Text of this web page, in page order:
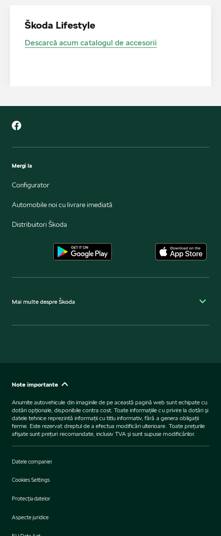
Škoda Lifestyle
Descarcă acum catalogul de accesorii
Mergi la
Configurator
Automobile noi cu livrare imediată
Distribuitori Škoda
Mai multe despre Škoda
Note importante
Anumite autovehicule din imaginile de pe această pagină web sunt echipate cu
dotări opţionale, disponibile contra cost. Toate informaţiile cu privire la dotări şi
datele tehnice reprezintă informaţii cu titlu informativ, fără a genera obligaţii
ferme. Este rezervat dreptul de a efectua modificări ulterioare. Toate preţurile
afişate sunt preţuri recomandate, inclusiv TVA şi sunt supuse modificărilor.
Datele companiei
Cookies Settings
Protecţia datelor
Aspecte juridice